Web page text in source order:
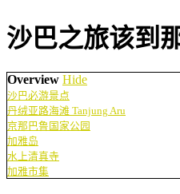
沙巴之旅该到
Overview Hide
沙巴必游景点
丹绒亚路海滩 Tanjung Aru
京那巴鲁国家公园
加雅岛
水上清真寺
加雅市集